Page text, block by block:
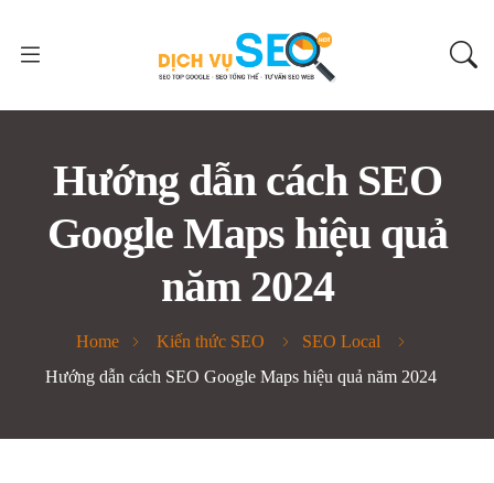
Hướng dẫn cách SEO
Google Maps hiệu quả
năm 2024
Home Kiến thức SEO
SEO Local
Hướng dẫn cách SEO Google Maps hiệu quả năm 2024